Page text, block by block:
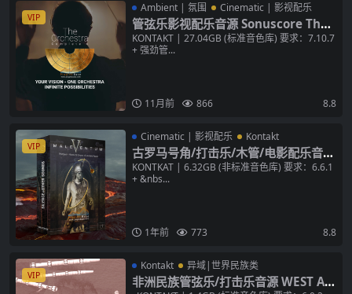
VIP
Ambient | 氛围 Cinematic | 影视配乐
管弦乐影视配乐音源 Sonuscore The
Orchestra Complete 4 KONTAKT
完整版
KONTAKT | 27.04GB (标准音色库) 要求：7.10.7
+ 强劲管...
11月前 866 8.8
VIP
Cinematic | 影视配乐 Kontakt
古罗马号角/打击乐/木管/电影配乐音源
Silence+Other Sounds Maleventu
KONTKAT | 6.32GB (非标准音色库) 要求：6.6.1
+ &nbs...
1年前 773 8.8
VIP
Kontakt 异域|世界民族类
非洲民族管弦乐/打击乐音源 WEST AF